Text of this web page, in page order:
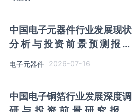
中国电子元器件行业发展现状
分析与投资前景预测报告
电子元器件 2026-07-16
中国电子铜箔行业发展深度调